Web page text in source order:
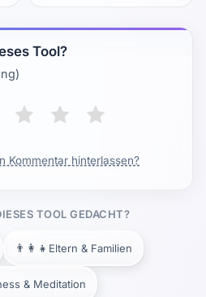
Tool?
Kommentar hinterlassen?
TOOL GEDACHT?
👨‍👩‍👧 Eltern & Familien
& Meditation